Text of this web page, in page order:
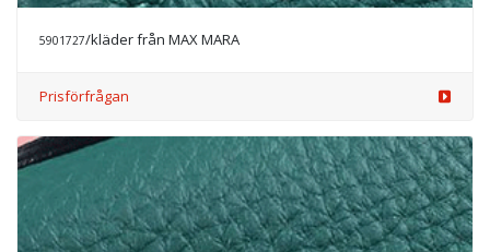
5908777 /kläder från MAX MARA